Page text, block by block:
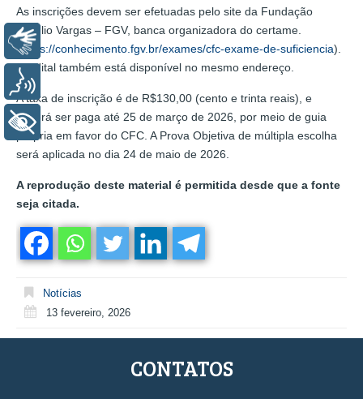
As inscrições devem ser efetuadas pelo site da Fundação
Getúlio Vargas – FGV, banca organizadora do certame.
(https://conhecimento.fgv.br/exames/cfc-exame-de-suficiencia).
O edital também está disponível no mesmo endereço.
A taxa de inscrição é de R$130,00 (cento e trinta reais), e
deverá ser paga até 25 de março de 2026, por meio de guia
própria em favor do CFC. A Prova Objetiva de múltipla escolha
será aplicada no dia 24 de maio de 2026.
A reprodução deste material é permitida desde que a fonte
seja citada.
Notícias
13 fevereiro, 2026
CONTATOS
Libras
+ Acessibilidade